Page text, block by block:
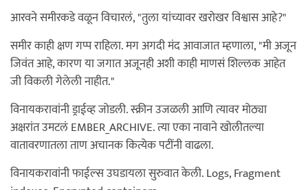
आरवने समीरकडे वळून विचारलं, "तुला यांच्यावर खरोखर विश्वास आहे?"
समीर काही क्षण गप्प राहिला. मग अगदी मंद आवाजात म्हणाला, "मी अजून
जिवंत आहे, कारण या जगात अजूनही अशी काही माणसं शिल्लक आहेत
जी विकली गेलेली नाहीत."
विनायकरावांनी ड्राईव्ह जोडली. स्क्रीन उजळली आणि त्यावर मोठ्या
अक्षरांत उमटलं EMBER_ARCHIVE. त्या एका नावाने खोलीतल्या
वातावरणातला ताण अचानक कित्येक पटींनी वाढला.
विनायकरावांनी फाईल्स उघडायला सुरुवात केली. Logs, Fragment